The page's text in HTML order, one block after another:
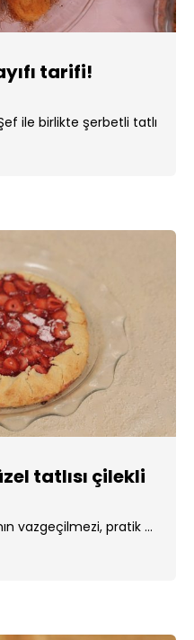
tarifi!
ile birlikte şerbetli tatlı
tatlısı çilekli
vazgeçilmezi, pratik ...